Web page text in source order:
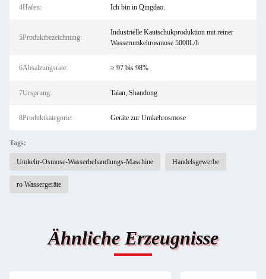
4Hafen: Ich bin in Qingdao.
5Produktbezeichnung:
Industrielle Kautschukproduktion mit reiner
Wasserumkehrosmose 5000L/h
6Absalzungsrate: ≥ 97 bis 98%
7Ursprung: Taian, Shandong
8Produktkategorie: Geräte zur Umkehrosmose
Tags:
Umkehr-Osmose-Wasserbehandlungs-Maschine Handelsgewerbe
ro Wassergeräte
Ähnliche Erzeugnisse